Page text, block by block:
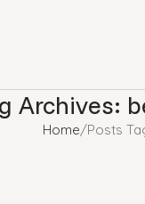
Archives:
Home Posts